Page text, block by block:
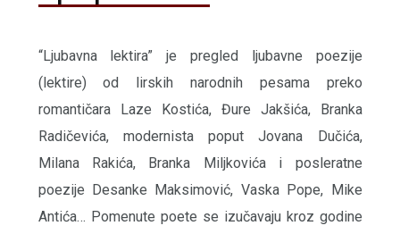
“Ljubavna lektira” je pregled ljubavne poezije
(lektire) od lirskih narodnih pesama preko
romantičara Laze Kostića, Đure Jakšića, Branka
Radičevića, modernista poput Jovana Dučića,
Milana Rakića, Branka Miljkovića i posleratne
poezije Desanke Maksimović, Vaska Pope, Mike
Antića… Pomenute poete se izučavaju kroz godine